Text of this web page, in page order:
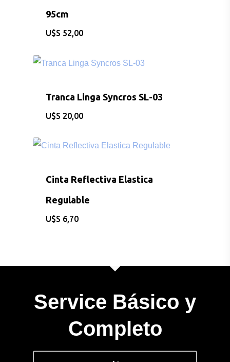
95cm
$ 52,00
Tranca Linga Syncros SL-03
$ 20,00
Cinta Reflectiva Elastica
Regulable
$ 6,70
Service Básico y
Completo
JUGUETES